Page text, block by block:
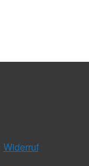
Widerruf